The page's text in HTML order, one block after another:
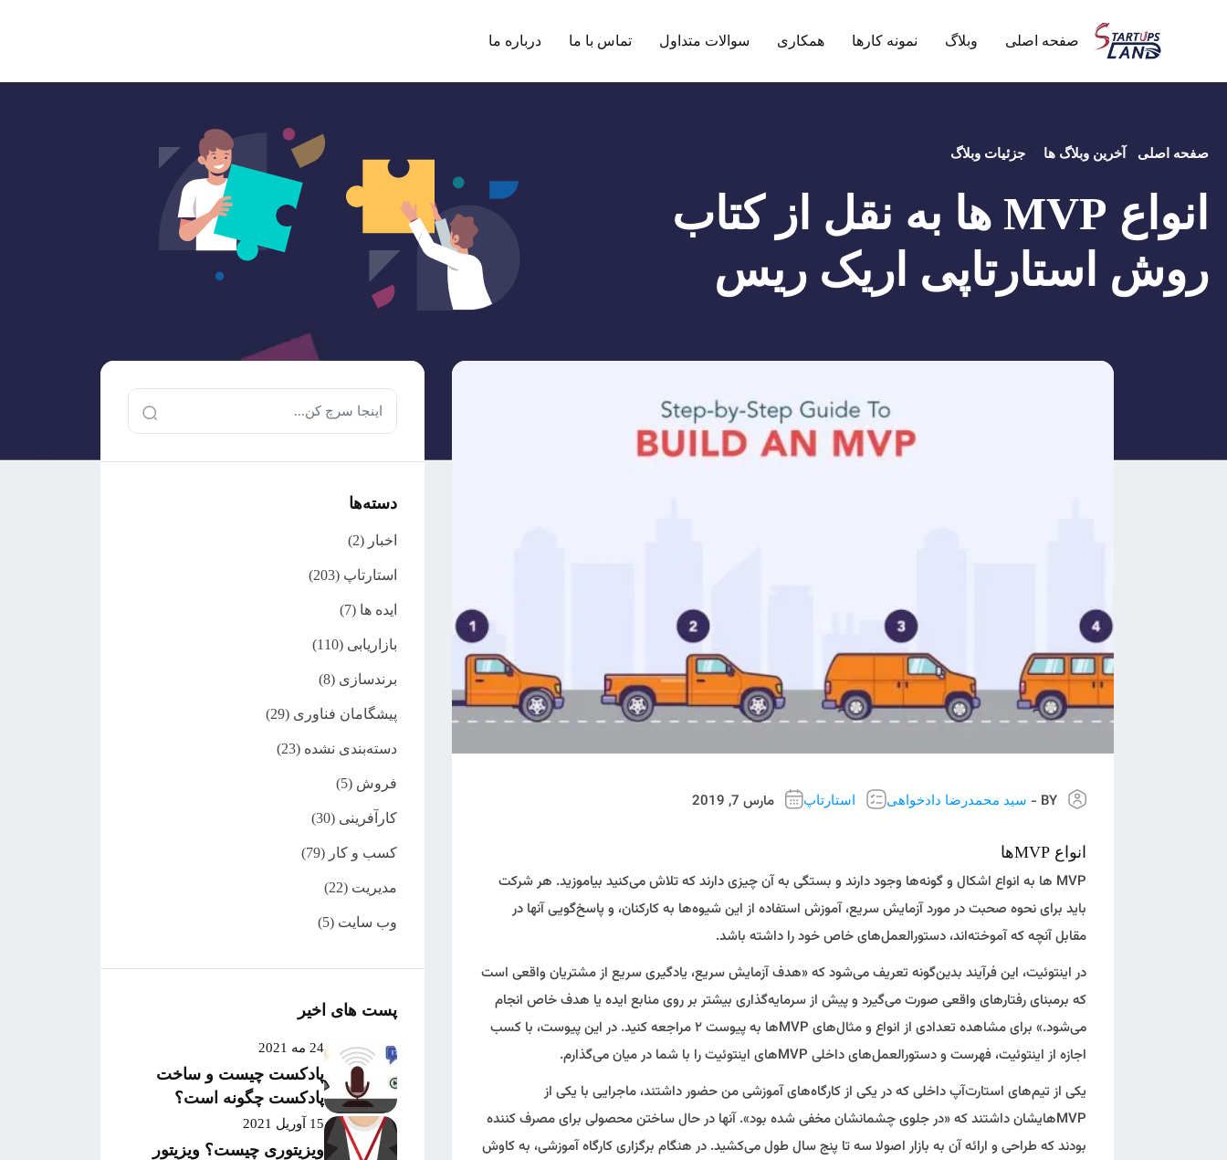
صفحه اصلی وبلاگ نمونه کارها همکاری سوالات متداول تماس با ما درباره ما
صفحه اصلی آخرین وبلاگ ها جزئیات وبلاگ
انواع MVP ها به نقل از کتاب
روش استارتاپی اریک ریس
BY - سید محمدرضا دادخواهی استارتاپ مارس 7, 2019
انواع MVPها
MVP ها به انواع اشکال و گونه‌ها وجود دارند و بستگی به آن چیزی دارند که تلاش می‌کنید بیاموزید. هر شرکت
باید برای نحوه صحبت در مورد آزمایش سریع، آموزش استفاده از این شیوه‌ها به کارکنان، و پاسخ‌گویی آنها در
مقابل آنچه که آموخته‌اند، دستورالعمل‌های خاص خود را داشته باشد.
در اینتوئیت، این فرآیند بدین‌گونه تعریف می‌شود که «هدف آزمایش سریع، یادگیری سریع از مشتریان واقعی است
که برمبنای رفتارهای واقعی صورت می‌گیرد و پیش از سرمایه‌گذاری بیشتر بر روی منابع ایده‌ یا هدف خاص انجام
می‌شود.» برای مشاهده تعدادی از انواع و مثال‌های MVPها به پیوست ۲ مراجعه کنید. در این پیوست، با کسب
اجازه از اینتوئیت، فهرست و دستورالعمل‌های داخلی MVPهای اینتوئیت را با شما در میان می‌گذارم.
یکی از تیم‌های استارت‌آپ داخلی که در یکی از کارگاه‌های آموزشی من حضور داشتند، ماجرایی با یکی از
MVPهایشان داشتند که «در جلوی چشمانشان مخفی شده بود». آنها در حال ساختن محصولی برای مصرف کننده
بودند که طراحی و ارائه آن به بازار اصولا سه تا پنج سال طول می‌کشید. در هنگام برگزاری کارگاه آموزشی، به کاوش
دسته‌ها
اخبار (2)
استارتاپ (203)
ایده ها (7)
بازاریابی (110)
برندسازی (8)
پیشگامان فناوری (29)
دسته‌بندی نشده (23)
فروش (5)
کارآفرینی (30)
کسب و کار (79)
مدیریت (22)
وب سایت (5)
پست های اخیر
24 مه 2021
پادکست چیست و ساخت
پادکست چگونه است؟
15 آوریل 2021
ویزیتوری چیست؟ ویزیتور